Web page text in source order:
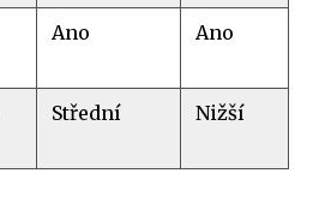
Ano Ano
Střední Nižší